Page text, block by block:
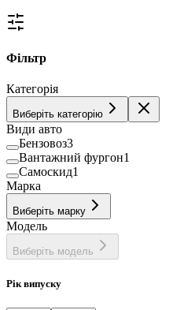
Фільтр
Категорія
Виберіть категорію
Види авто
Бензовоз3
Вантажний фургон1
Самоскид1
Марка
Виберіть марку
Модель
Виберіть модель
Рік випуску